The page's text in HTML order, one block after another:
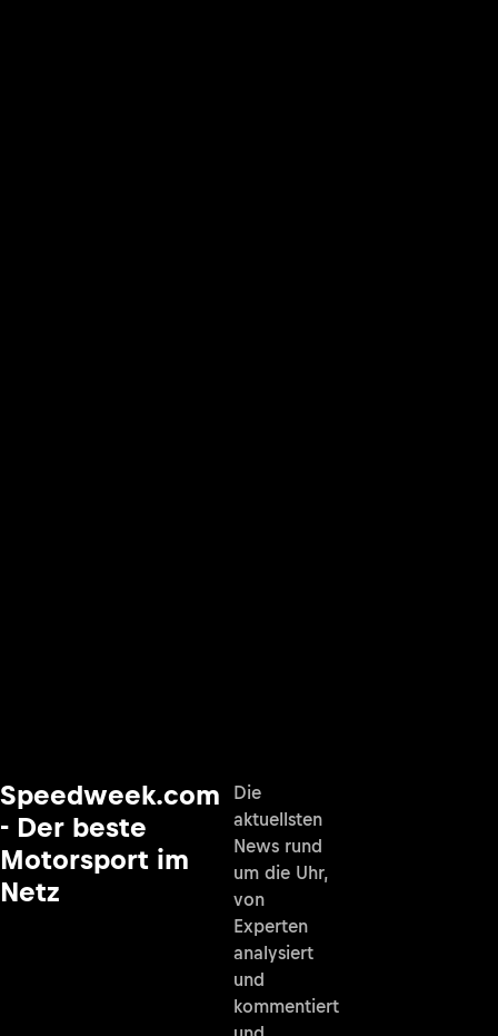
Speedweek.com
- Der beste
Motorsport im
Netz
Die
aktuellsten
News rund
um die Uhr,
von
Experten
analysiert
und
kommentiert